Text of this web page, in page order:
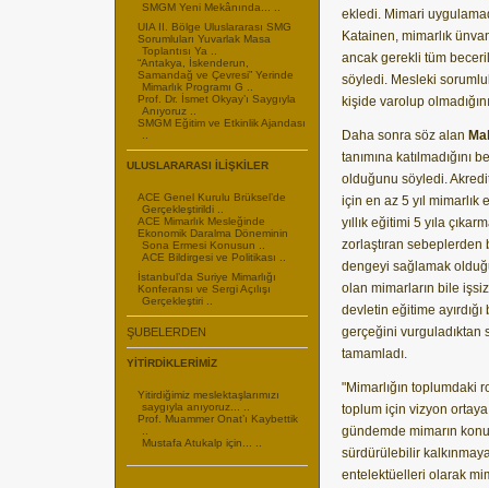
SMGM Yeni Mekânında... ..
UIA II. Bölge Uluslararası SMG
Sorumluları Yuvarlak Masa
Toplantısı Ya ..
“Antakya, İskenderun,
Samandağ ve Çevresi” Yerinde
Mimarlık Programı G ..
Prof. Dr. İsmet Okyay’ı Saygıyla
Anıyoruz ..
SMGM Eğitim ve Etkinlik Ajandası
ULUSLARARASI İLİŞKİLER
ACE Genel Kurulu Brüksel’de
Gerçekleştirildi ..
ACE Mimarlık Mesleğinde
Ekonomik Daralma Döneminin
Sona Ermesi Konusun ..
ACE Bildirgesi ve Politikası ..
İstanbul’da Suriye Mimarlığı
Konferansı ve Sergi Açılışı
Gerçekleştiri ..
ŞUBELERDEN
YİTİRDİKLERİMİZ
Yitirdiğimiz meslektaşlarımızı
saygıyla anıyoruz... ..
Prof. Muammer Onat’ı Kaybettik
Mustafa Atukalp için... ..
ekledi. Mimari
Katainen, mimarlık
ancak gerekli tüm
söyledi. Mesleki
kişide varolup
Daha sonra söz alan
tanımına
olduğunu söyledi.
için en az 5 yıl mimarlık
yıllık eğitimi 5 yıla
zorlaştıran sebeplerden
dengeyi sağlamak
olan mimarların bile
devletin eğitime
gerçeğini vurguladıktan
tamamladı.
"Mimarlığın toplumdaki
toplum için vizyon ortaya
gündemde mimarın
sürdürülebilir
entelektüelleri olarak